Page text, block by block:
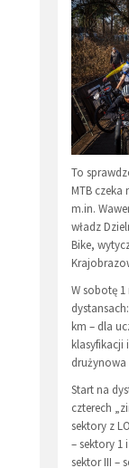
To
MTB
m.in.
władz
Bike,
W sobotę
km – dla
klasyfikacji
Start na
czterech
sektory z
– sektory 1
sektor III –